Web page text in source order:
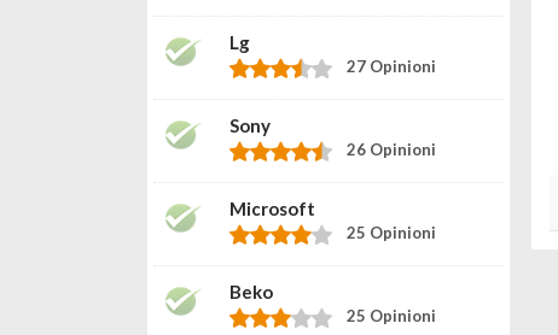
Lg
27 Opinioni
Sony
26 Opinioni
Microsoft
25 Opinioni
Beko
25 Opinioni